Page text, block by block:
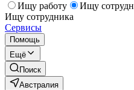
Ищу работу
Ищу
Ищу сотрудника
Сервисы
Помощь
Ещё
Поиск
Австралия